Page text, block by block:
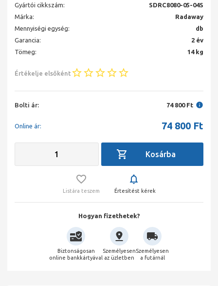
Gyártói cikkszám:
SDRC8080-05-04S
Márka:
Radaway
Mennyiségi egység:
db
Garancia:
2 év
Tömeg:
14 kg
Értékelje elsőként
Bolti ár: 74 800 Ft
Online ár: 74 800 Ft
Listára teszem Értesítést kérek
Hogyan fizethetek?
Biztonságosan
online bankkártyával
Személyesen
az üzletben
Személyesen
a futárnál